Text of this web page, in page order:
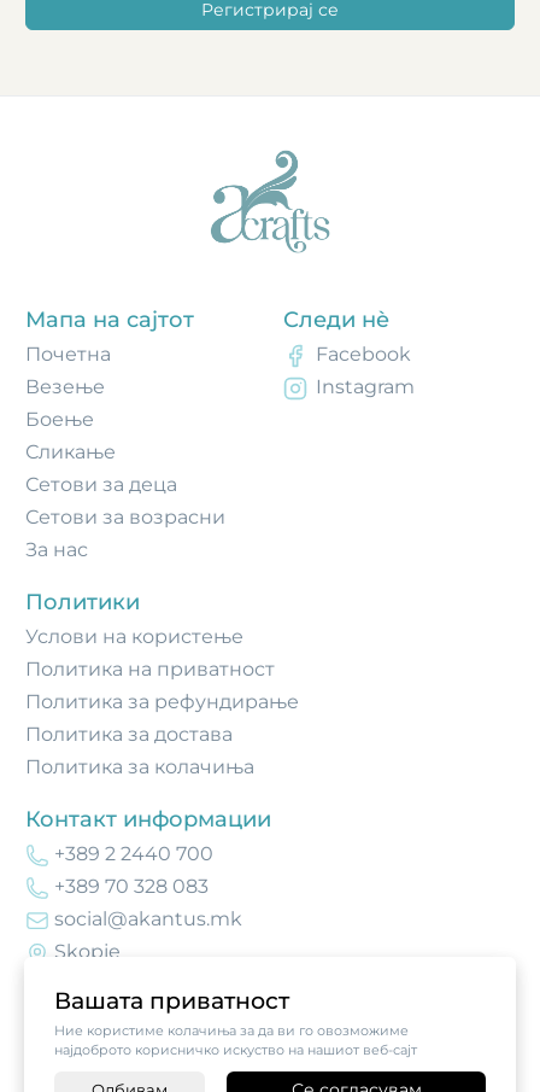
Вашата приватност
Ние користиме колачиња за да ви го овозможиме
најдоброто корисничко искуство на нашиот веб-сајт
Регистрирај се
Мапа на сајтот
Почетнa
Везење
Боење
Сликање
Сетови за деца
Сетови за возрасни
За нас
Политики
Услови на користење
Политика на приватност
Политика за рефундирање
Политика за достава
Политика за колачиња
Контакт информации
+389 2 2440 700
+389 70 328 083
social@akantus.mk
Skopje
Следи нè
Facebook
Instagram